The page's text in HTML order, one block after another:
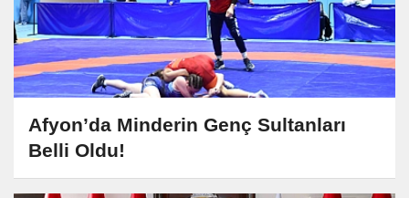
Afyon’da Minderin Genç Sultanları
Belli Oldu!